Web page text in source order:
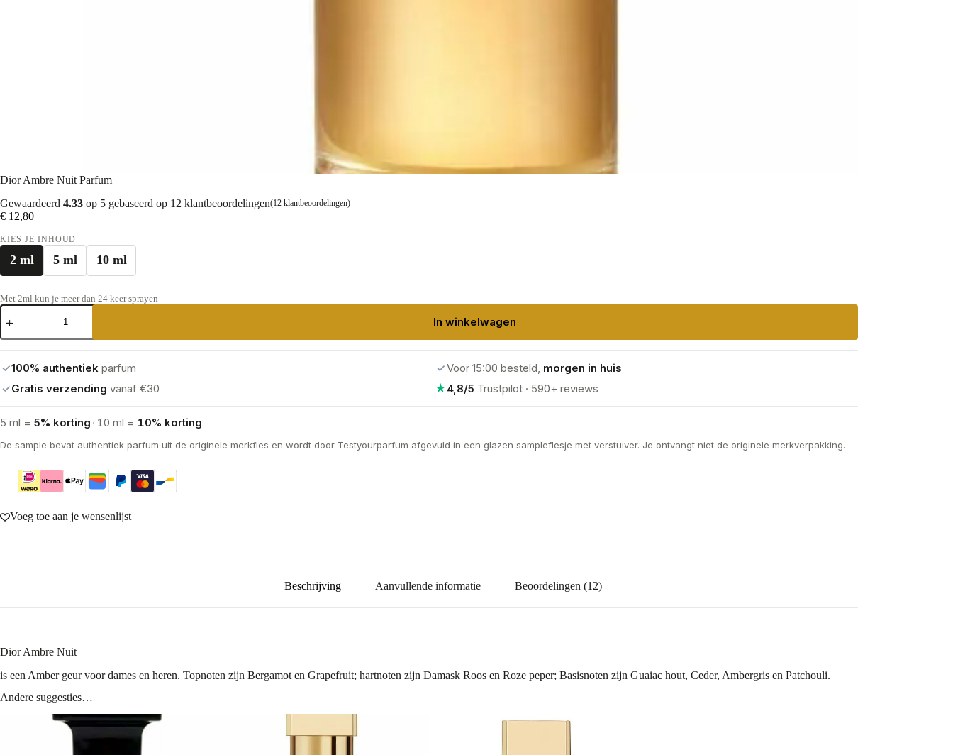
Dior Ambre Nuit Parfum
Gewaardeerd 4.33 op 5 gebaseerd op 12 klantbeoordelingen(12 klantbeoordelingen)
€ 12,80
KIES JE INHOUD
2 ml 5 ml 10 ml
Met 2ml kun je meer dan 24 keer sprayen
Dior
Ambre
In winkelwagen
✓100% authentiek parfum ✓Voor 15:00 besteld, morgen in huis
✓Gratis verzending vanaf €30 ★4,8/5 Trustpilot · 590+ reviews
5 ml = 5% korting · 10 ml = 10% korting
De sample bevat authentiek parfum uit de originele merkfles en wordt door Testyourparfum afgevuld in een glazen sampleflesje met verstuiver. Je ontvangt niet de originele merkverpakking.
Voeg toe aan je wensenlijst
Beschrijving Aanvullende informatie Beoordelingen (12)
Dior Ambre Nuit
is een Amber geur voor dames en heren. Topnoten zijn Bergamot en Grapefruit; hartnoten zijn Damask Roos en Roze peper; Basisnoten zijn Guaiac hout, Ceder, Ambergris en Patchouli.
Andere suggesties…